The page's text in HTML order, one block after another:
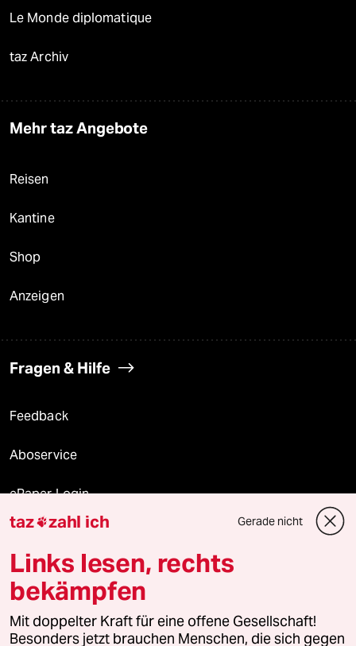
Le Monde diplomatique
taz Archiv
Mehr taz Angebote
Reisen
Kantine
Shop
Anzeigen
Fragen & Hilfe
Feedback
Aboservice
ePaper Login
Downloads für Abonnierende
© 2026 taz Verlags und Vertriebs GmbH
Alle Rechte vorbehalten. Bei rechtlichen Fragen oder für Genehmigungen
wenden Sie sich bitte an lizenzen@taz.de
taz zahl ich Gerade nicht
Links lesen, rechts
bekämpfen
Mit doppelter Kraft für eine offene Gesellschaft!
Besonders jetzt brauchen Menschen, die sich gegen